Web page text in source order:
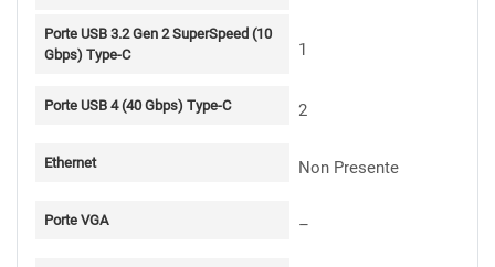
Porte USB 3.2 Gen 2 SuperSpeed (10
Gbps) Type-C
1
Porte USB 4 (40 Gbps) Type-C 2
Ethernet Non Presente
Porte VGA –